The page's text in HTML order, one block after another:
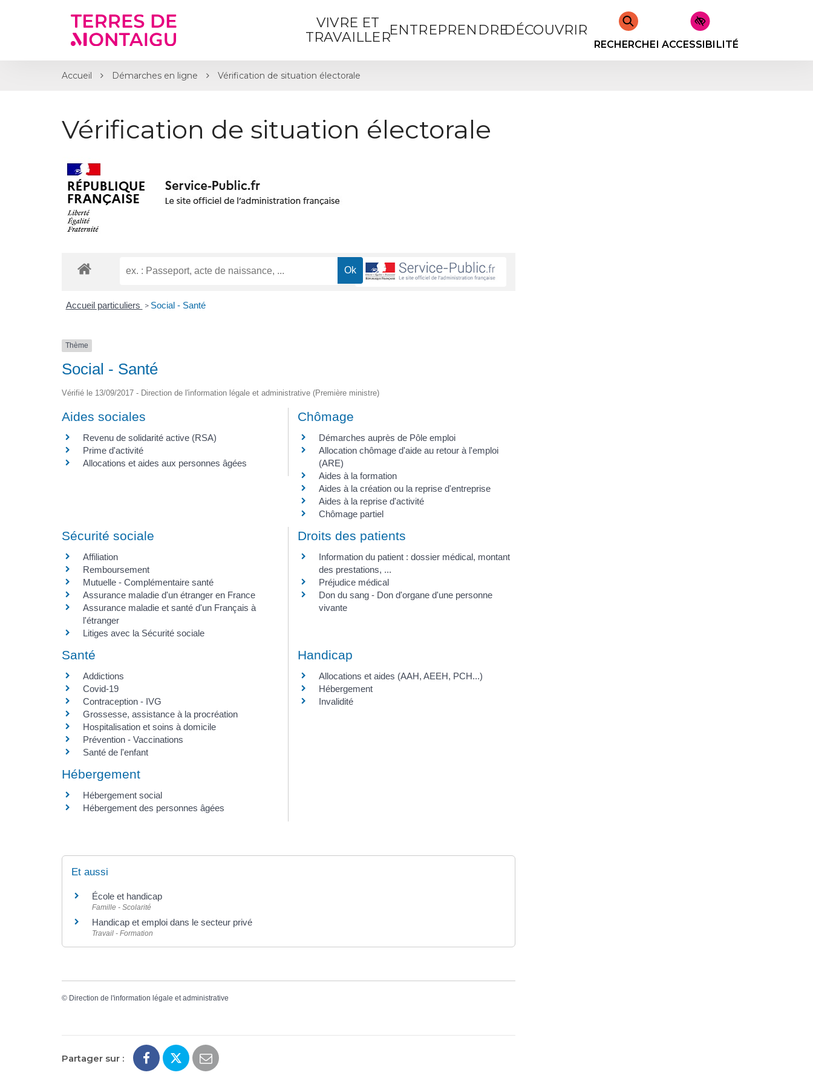
VIVRE ET
TRAVAILLERENTREPRENDREDÉCOUVRIR
RECHERCHERACCESSIBILITÉ
Accueil Démarches en ligne Vérification de situation électorale
Vérification de situation électorale
Accueil particuliers > Social - Santé
Thème
Social - Santé
Vérifié le 13/09/2017 - Direction de l'information légale et administrative (Première ministre)
Aides sociales
Revenu de solidarité active (RSA)
Prime d'activité
Allocations et aides aux personnes âgées
Chômage
Démarches auprès de Pôle emploi
Allocation chômage d'aide au retour à l'emploi
(ARE)
Aides à la formation
Aides à la création ou la reprise d'entreprise
Aides à la reprise d'activité
Chômage partiel
Sécurité sociale
Affiliation
Remboursement
Mutuelle - Complémentaire santé
Assurance maladie d'un étranger en France
Assurance maladie et santé d'un Français à
l'étranger
Litiges avec la Sécurité sociale
Droits des patients
Information du patient : dossier médical, montant
des prestations, ...
Préjudice médical
Don du sang - Don d'organe d'une personne
vivante
Santé
Addictions
Covid-19
Contraception - IVG
Grossesse, assistance à la procréation
Hospitalisation et soins à domicile
Prévention - Vaccinations
Santé de l'enfant
Handicap
Allocations et aides (AAH, AEEH, PCH...)
Hébergement
Invalidité
Hébergement
Hébergement social
Hébergement des personnes âgées
Et aussi
École et handicap
Famille - Scolarité
Handicap et emploi dans le secteur privé
Travail - Formation
© Direction de l'information légale et administrative
Partager sur :